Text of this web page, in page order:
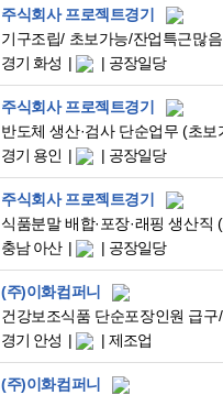
주식회사 프로젝트경기
기구조립/ 초보가능/잔업특근많음
경기 화성
공장일당
주식회사 프로젝트경기
경기 용인
공장일당
주식회사 프로젝트경기
충남 아산
공장일당
(주)이화컴퍼니
경기 안성
제조업
(주)이화컴퍼니